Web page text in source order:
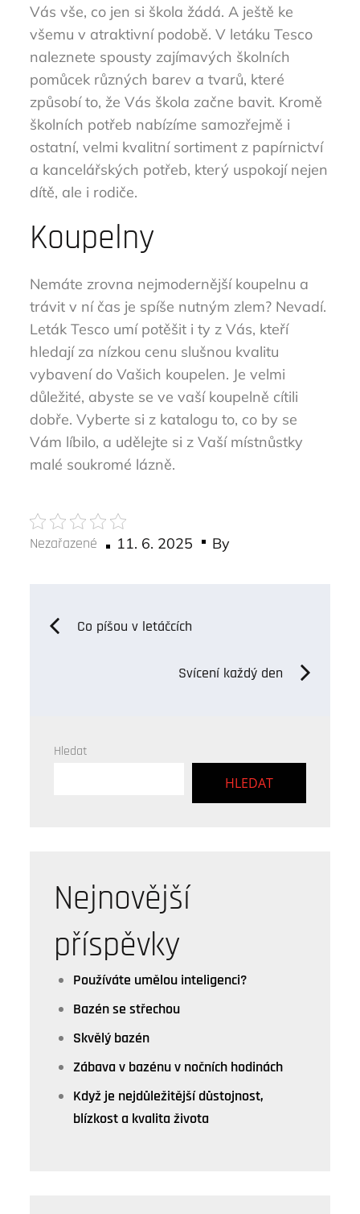
Vás vše, co jen si škola žádá. A ještě ke
všemu v atraktivní podobě. V letáku Tesco
naleznete spousty zajímavých školních
pomůcek různých barev a tvarů, které
způsobí to, že Vás škola začne bavit. Kromě
školních potřeb nabízíme samozřejmě i
ostatní, velmi kvalitní sortiment z papírnictví
a kancelářských potřeb, který uspokojí nejen
dítě, ale i rodiče.
Koupelny
Nemáte zrovna nejmodernější koupelnu a
trávit v ní čas je spíše nutným zlem? Nevadí.
Leták Tesco umí potěšit i ty z Vás, kteří
hledají za nízkou cenu slušnou kvalitu
vybavení do Vašich koupelen. Je velmi
důležité, abyste se ve vaší koupelně cítili
dobře. Vyberte si z katalogu to, co by se
Vám líbilo, a udělejte si z Vaší místnůstky
malé soukromé lázně.
Nezařazené
Posted
11. 6. 2025 By
Navigace
Co píšou v letáčcích
Svícení každý den
Hledat
HLEDAT
Nejnovější
příspěvky
Používáte umělou inteligenci?
Bazén se střechou
Skvělý bazén
Zábava v bazénu v nočních hodinách
Když je nejdůležitější důstojnost,
blízkost a kvalita života